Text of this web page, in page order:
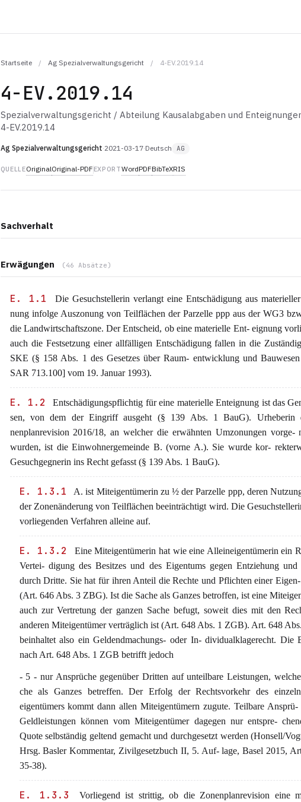
Startseite / Ag Spezialverwaltungsgericht / 4-EV.2019.14
4-EV.2019.14
Spezialverwaltungsgericht / Abteilung Kausalabgaben und
4-EV.2019.14
Ag Spezialverwaltungsgericht·2021-03-17·Deutsch AG
QUELLEOriginalOriginal-PDF EXPORTWordPDFBibTeXRIS
Sachverhalt
Erwägungen (46 Absätze)
E. 1.1
Die Gesuchstellerin verlangt eine Entschädigung aus
nung infolge Auszonung von Teilflächen der Parzelle ppp aus der WG3
die Landwirtschaftszone. Der Entscheid, ob eine materielle Ent- eignung
auch die Festsetzung einer allfälligen Entschädigung fallen in die
SKE (§ 158 Abs. 1 des Gesetzes über Raum- entwicklung und
SAR 713.100] vom 19. Januar 1993).
E. 1.2
Entschädigungspflichtig für eine materielle Enteignung ist das
sen, von dem der Eingriff ausgeht (§ 139 Abs. 1 BauG). Urheberin
nenplanrevision 2016/18, an welcher die erwähnten Umzonungen vorge-
wurden, ist die Einwohnergemeinde B. (vorne A.). Sie wurde kor-
Gesuchgegnerin ins Recht gefasst (§ 139 Abs. 1 BauG).
E. 1.3.1
A. ist Miteigentümerin zu ½ der Parzelle ppp, deren
der Zonenänderung von Teilflächen beeinträchtigt wird. Die
vorliegenden Verfahren alleine auf.
E. 1.3.2
Eine Miteigentümerin hat wie eine Alleineigentümerin ein
Vertei- digung des Besitzes und des Eigentums gegen Entziehung und
durch Dritte. Sie hat für ihren Anteil die Rechte und Pflichten einer
(Art. 646 Abs. 3 ZBG). Ist die Sache als Ganzes betroffen, ist eine
auch zur Vertretung der ganzen Sache befugt, soweit dies mit den
anderen Miteigentümer verträglich ist (Art. 648 Abs. 1 ZGB). Art. 648
beinhaltet also ein Geldendmachungs- oder In- dividualklagerecht. Die
nach Art. 648 Abs. 1 ZGB betrifft jedoch
- 5 - nur Ansprüche gegenüber Dritten auf unteilbare Leistungen,
che als Ganzes betreffen. Der Erfolg der Rechtsvorkehr des
eigentümers kommt dann allen Miteigentümern zugute. Teilbare
Geldleistungen können vom Miteigentümer dagegen nur entspre-
Quote selbständig geltend gemacht und durchgesetzt werden (Honsell/
Hrsg. Basler Kommentar, Zivilgesetzbuch II, 5. Auf- lage, Basel 2015,
35-38).
E. 1.3.3
Vorliegend ist strittig, ob die Zonenplanrevision eine